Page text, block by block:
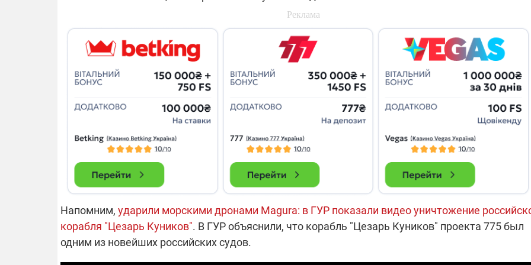
Напомним, ударили морскими дронами Magura: в ГУР показали видео уничтожение
корабля "Цезарь Куников". В ГУР объяснили, что корабль "Цезарь Куников" проекта 775 был
одним из новейших российских судов.
14.11.2025 17:25
"Око и щит": дроны,
продолжается сбор
средств на нужды
направлениях фронта
"Отправьте
Вернадского на
фронт": стрелковая
бригада Воздушных
сил ВСУ собирает на
НРК Numo